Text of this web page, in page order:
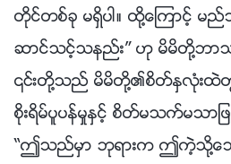
တိုင္တစ္ခု မရွိပါ။ ထို႔ေၾကာင့္
ဆာင္သင့္သနည္း” ဟု မိမိတို႔ဘာသ
၎တို႔သည္ မိမိတို႔၏စိတ္ႏွလုံးထဲတြ
စိုးရိမ္ပူပန္မႈႏွင့္ စိတ္မသက္မသာျဖ
“ဤသည္မွာ ဘုရားက ဤကဲ့သို႔